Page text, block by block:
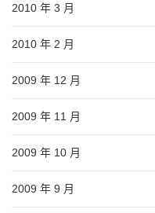
2010 年 3 月
2010 年 2 月
2009 年 12 月
2009 年 11 月
2009 年 10 月
2009 年 9 月